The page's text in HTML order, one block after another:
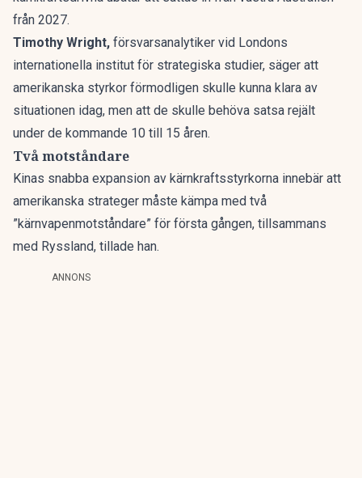
från 2027.
Timothy Wright, försvarsanalytiker vid Londons
internationella institut för strategiska studier, säger att
amerikanska styrkor förmodligen skulle kunna klara av
situationen idag, men att de skulle behöva satsa rejält
under de kommande 10 till 15 åren.
Två motståndare
Kinas snabba expansion av kärnkraftsstyrkorna innebär att
amerikanska strateger måste kämpa med två
”kärnvapenmotståndare” för första gången, tillsammans
med Ryssland, tillade han.
ANNONS